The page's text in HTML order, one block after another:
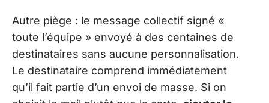
Autre piège : le message collectif signé «
toute l’équipe » envoyé à des centaines de
destinataires sans aucune personnalisation.
Le destinataire comprend immédiatement
qu’il fait partie d’un envoi de masse. Si on